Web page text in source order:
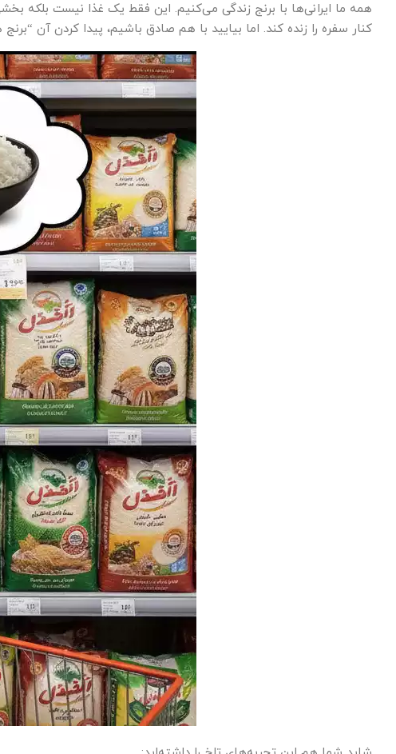
همه ما ایرانی‌ها با برنج زندگی می‌کنیم. این فقط یک غذا نیست بلکه
کنار سفره را زنده کند. اما بیایید با هم صادق باشیم، پیدا کردن آن